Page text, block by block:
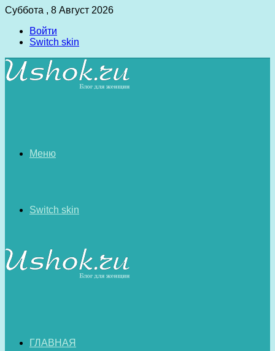
Суббота , 8 Август 2026
Войти
Switch skin
Меню
Switch skin
ГЛАВНАЯ